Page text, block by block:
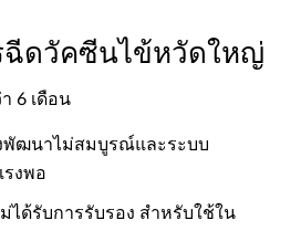
ฉีดวัคซีนไข้หวัดใหญ่
6 เดือน
พัฒนาไม่สมบูรณ์และระบบ
งพอ
ด้รับการรับรอง สำหรับใช้ใน